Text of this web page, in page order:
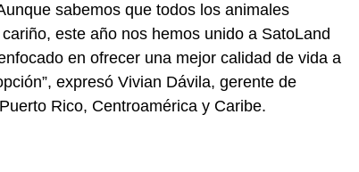
sabemos que todos los animales
este año nos hemos unido a SatoLand
en ofrecer una mejor calidad de vida a
expresó Vivian Dávila, gerente de
Rico, Centroamérica y Caribe.